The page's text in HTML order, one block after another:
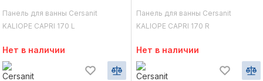
Панель для ванны Cersanit
KALIOPE CAPRI 170 L
Нет в наличии
Панель для ванны Cersanit
KALIOPE CAPRI 170 R
Нет в наличии